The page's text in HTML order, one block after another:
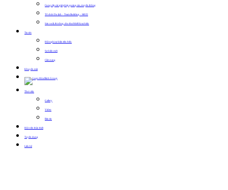
Cung cấp các giải pháp quảng cáo, truyền thông
Tổ chức Du lịch – Team Building – MICE
Sản xuất, thi công, cho thuê thiết bị sự kiện
Tin tức
Hội nghị sự kiện tiêu biểu
Sự kiện mới
Cẩm nang
Khuyến mãi
Thư viện
Gallery
Video
Bản tin
Hội viên thân thiết
Tuyển dụng
Liên hệ